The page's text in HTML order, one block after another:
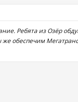
Ребята из Озёр
обеспечим